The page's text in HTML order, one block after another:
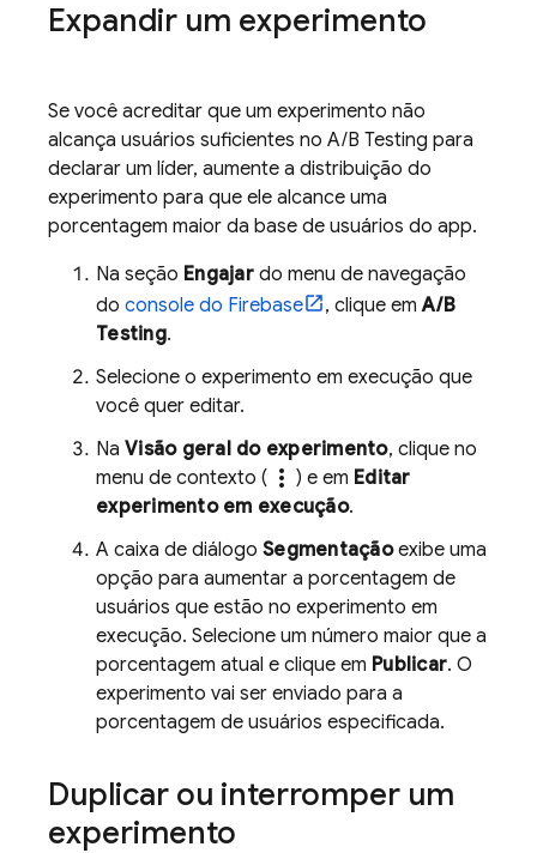
Expandir um experimento
Se você acreditar que um experimento não
alcança usuários suficientes no A/B Testing para
declarar um líder, aumente a distribuição do
experimento para que ele alcance uma
porcentagem maior da base de usuários do app.
Na seção Engajardo menu de navegação
do console do Firebase , clique emA/B
Testing.
Selecione o experimento em execução que
você quer editar.
Na Visão geral do experimento, clique no
menu de contexto ( more_vert ) e em Editar
experimento em execução.
A caixa de diálogo Segmentaçãoexibe uma
opção para aumentar a porcentagem de
usuários que estão no experimento em
execução. Selecione um número maior que a
porcentagem atual e clique em Publicar. O
experimento vai ser enviado para a
porcentagem de usuários especificada.
Duplicar ou interromper um
experimento